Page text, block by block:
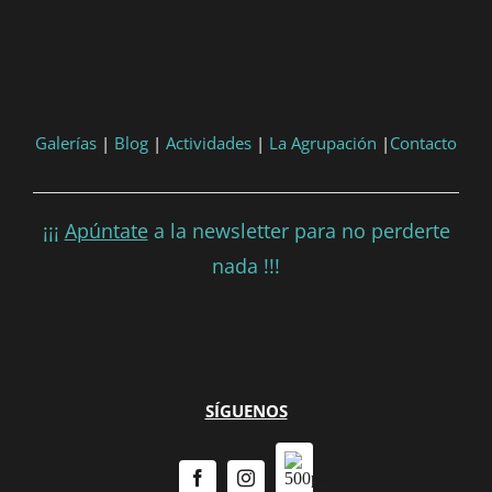
Galerías | Blog | Actividades | La Agrupación | Contacto
¡¡¡ Apúntatea la newsletter para no perderte
nada !!!
SÍGUENOS